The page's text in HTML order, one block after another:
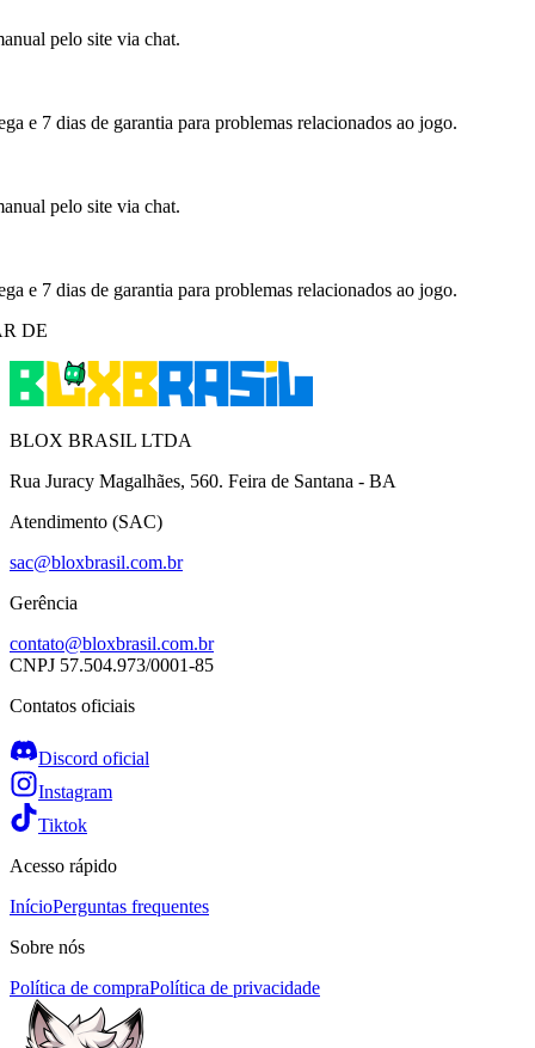
pelo site via chat.
e 7 dias de garantia para problemas relacionados ao jogo.
pelo site via chat.
e 7 dias de garantia para problemas relacionados ao jogo.
DE
BLOX BRASIL LTDA
Rua Juracy Magalhães, 560. Feira de Santana - BA
Atendimento (SAC)
sac@bloxbrasil.com.br
Gerência
contato@bloxbrasil.com.br
CNPJ 57.504.973/0001-85
Contatos oficiais
Discord oficial
Instagram
Tiktok
Acesso rápido
InícioPerguntas frequentes
Sobre nós
Política de compraPolítica de privacidade